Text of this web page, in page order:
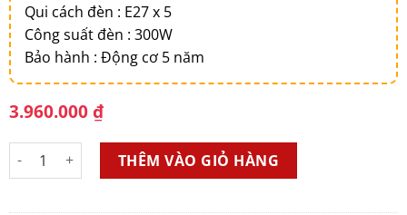
Qui cách đèn : E27 x 5
Công suất đèn : 300W
Bảo hành : Động cơ 5 năm
3.960.000₫
QUẠT TRẦN CÁNH GỖ M886 số lượng
THÊM VÀO GIỎ HÀNG